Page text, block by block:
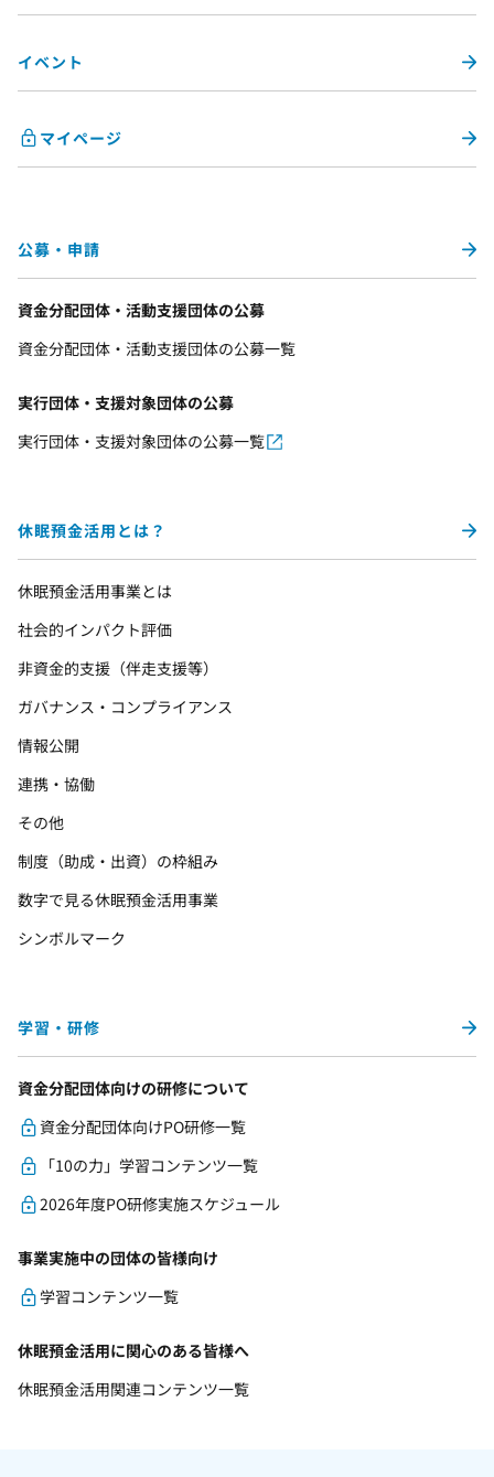
イベント
マイページ
公募・申請
資金分配団体・活動支援団体の公募
資金分配団体・活動支援団体の公募一覧
実行団体・支援対象団体の公募
実行団体・支援対象団体の公募一覧
休眠預金活用とは？
休眠預金活用事業とは
社会的インパクト評価
非資金的支援（伴走支援等）
ガバナンス・コンプライアンス
情報公開
連携・協働
その他
制度（助成・出資）の枠組み
数字で見る休眠預金活用事業
シンボルマーク
学習・研修
資金分配団体向けの研修について
資金分配団体向けPO研修一覧
「10の力」学習コンテンツ一覧
2026年度PO研修実施スケジュール
事業実施中の団体の皆様向け
学習コンテンツ一覧
休眠預金活用に関心のある皆様へ
休眠預金活用関連コンテンツ一覧